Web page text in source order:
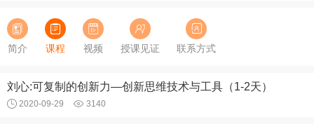
简介 课程 视频 授课见证 联系方式
刘心:可复制的创新力—创新思维技术与工具（1-2天）
2020-09-29 3140